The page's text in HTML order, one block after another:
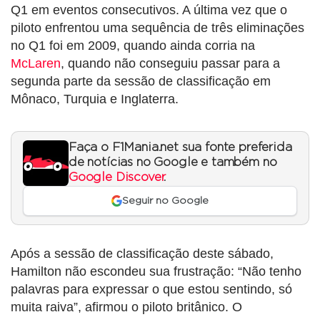
Q1 em eventos consecutivos. A última vez que o
piloto enfrentou uma sequência de três eliminações
no Q1 foi em 2009, quando ainda corria na
McLaren, quando não conseguiu passar para a
segunda parte da sessão de classificação em
Mônaco, Turquia e Inglaterra.
Faça o F1Mania.net sua fonte preferida
de notícias no Google e também no
Google Discover.
Seguir no Google
Após a sessão de classificação deste sábado,
Hamilton não escondeu sua frustração: “Não tenho
palavras para expressar o que estou sentindo, só
muita raiva”, afirmou o piloto britânico. O